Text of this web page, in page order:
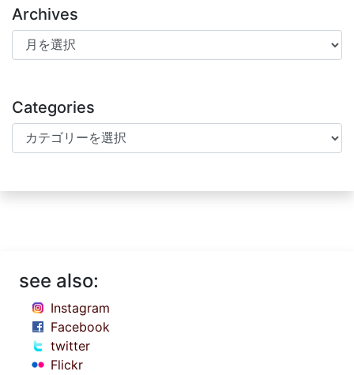
Archives
Archives
Categories
Categories
see also:
Instagram
Facebook
twitter
Flickr